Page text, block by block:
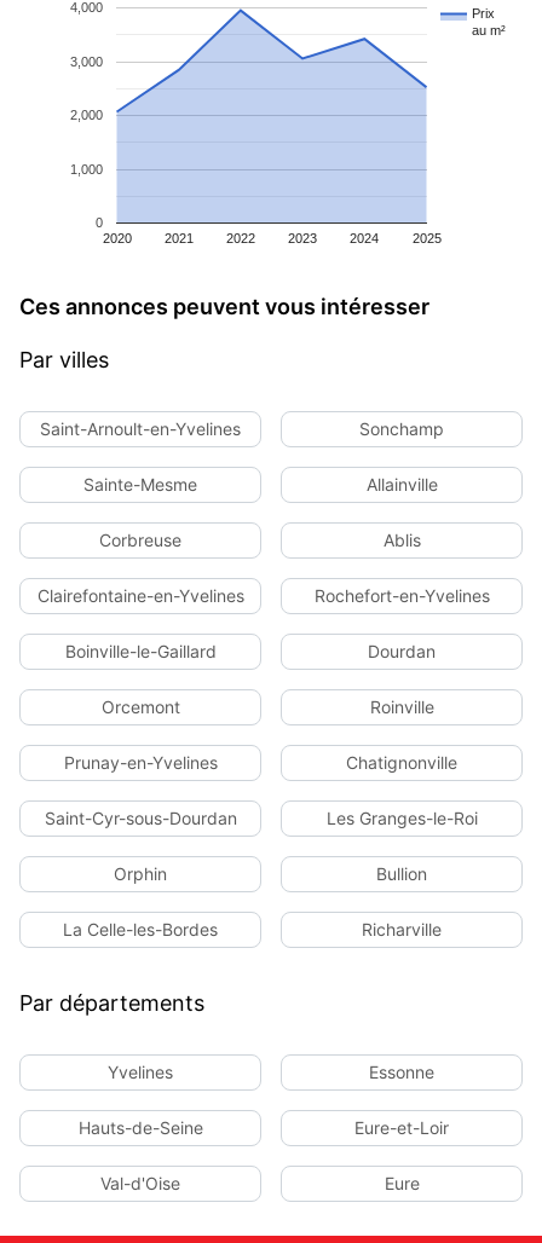
Prix
au m²
2020 2021 2022 2023 2024 2025
0
1,000
2,000
3,000
4,000
Ces annonces peuvent vous intéresser
Par villes
Saint-Arnoult-en-Yvelines Sonchamp
Sainte-Mesme Allainville
Corbreuse Ablis
Clairefontaine-en-Yvelines Rochefort-en-Yvelines
Boinville-le-Gaillard Dourdan
Orcemont Roinville
Prunay-en-Yvelines Chatignonville
Saint-Cyr-sous-Dourdan Les Granges-le-Roi
Orphin Bullion
La Celle-les-Bordes Richarville
Par départements
Yvelines Essonne
Hauts-de-Seine Eure-et-Loir
Val-d'Oise Eure